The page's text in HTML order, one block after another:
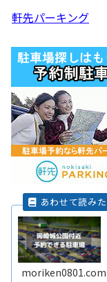
軒先パーキング
moriken0801.com